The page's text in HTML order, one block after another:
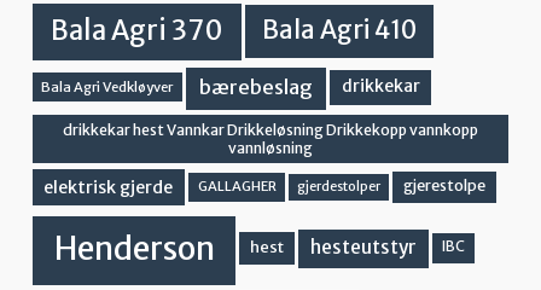
Bala Agri 370 Bala Agri 410
Bala Agri Vedkløyver bærebeslag drikkekar
drikkekar hest Vannkar Drikkeløsning Drikkekopp vannkopp
vannløsning
elektrisk gjerde GALLAGHER gjerdestolper gjerestolpe
Henderson hest hesteutstyr IBC